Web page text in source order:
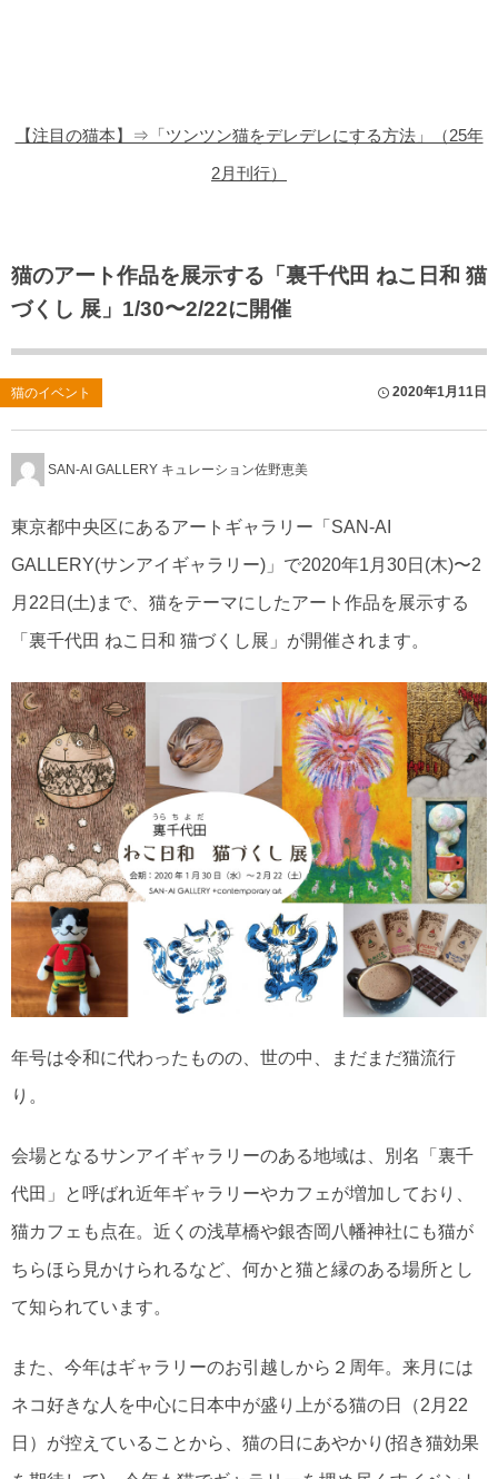
【注目の猫本】⇒「ツンツン猫をデレデレにする方法」（25年
2月刊行）
猫のアート作品を展示する「裏千代田 ねこ日和 猫
づくし 展」1/30〜2/22に開催
猫のイベント 2020年1月11日
SAN-AI GALLERY キュレーション佐野恵美
東京都中央区にあるアートギャラリー「SAN-AI
GALLERY(サンアイギャラリー)」で2020年1月30日(木)〜2
月22日(土)まで、猫をテーマにしたアート作品を展示する
「裏千代田 ねこ日和 猫づくし展」が開催されます。
年号は令和に代わったものの、世の中、まだまだ猫流行
り。
会場となるサンアイギャラリーのある地域は、別名「裏千
代田」と呼ばれ近年ギャラリーやカフェが増加しており、
猫カフェも点在。近くの浅草橋や銀杏岡八幡神社にも猫が
ちらほら見かけられるなど、何かと猫と縁のある場所とし
て知られています。
また、今年はギャラリーのお引越しから２周年。来月には
ネコ好きな人を中心に日本中が盛り上がる猫の日（2月22
日）が控えていることから、猫の日にあやかり(招き猫効果
猫のゲーム・アプリ
猫のフリー写真素材